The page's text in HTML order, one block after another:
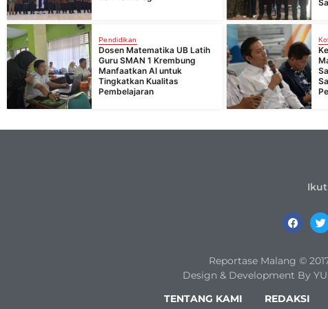
Pendidikan
Dosen Matematika UB Latih
Guru SMAN 1 Krembung
Manfaatkan AI untuk
Tingkatkan Kualitas
Pembelajaran
Reportase Malang ©
Design & Development By
TENTANG KAMI
REDAKSI